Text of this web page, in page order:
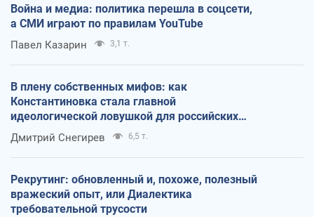
Война и медиа: политика перешла в соцсети,
а СМИ играют по правилам YouTube
Павел Казарин 3,1 т.
В плену собственных мифов: как
Константиновка стала главной
идеологической ловушкой для российских
оккупантов
Дмитрий Снегирев 6,5 т.
Рекрутинг: обновленный и, похоже, полезный
вражеский опыт, или Диалектика
требовательной трусости